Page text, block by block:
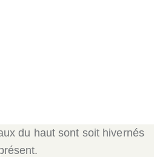
du haut sont soit hivernés